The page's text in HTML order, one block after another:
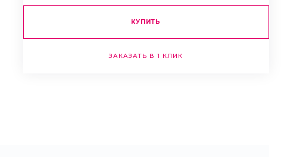
КУПИТЬ
ЗАКАЗАТЬ В 1 КЛИК